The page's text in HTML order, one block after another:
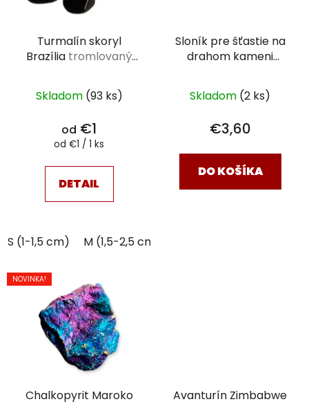
Turmalín skoryl
Brazília tromlovaný
Skladom (93 ks)
od €1
Jednotková
od €1 / 1 ks
DETAIL
S (1-1,5 cm) M (1,5-2,5 cm)
Sloník pre šťastie na
drahom kameni
Zimbabwe surový
Skladom (2 ks)
€3,60
DO KOŠÍKA
NOVINKA!
Chalkopyrit Maroko
Avanturín Zimbabwe